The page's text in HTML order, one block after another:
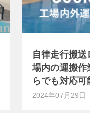
自律走行搬
場内の運搬作
らでも対応可
2024年07月29日